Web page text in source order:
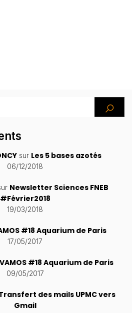
sur Les 5 bases azotés
06/12/2018
Newsletter Sciences FNEB
#Février2018
19/03/2018
#18 Aquarium de Paris
17/05/2017
VAMOS #18 Aquarium de Paris
09/05/2017
des mails UPMC vers
Gmail